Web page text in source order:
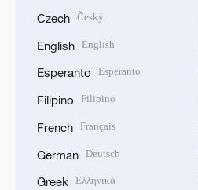
Czech Český
English English
Esperanto Esperanto
Filipino Filipino
French Français
German Deutsch
Greek Ελληνικά